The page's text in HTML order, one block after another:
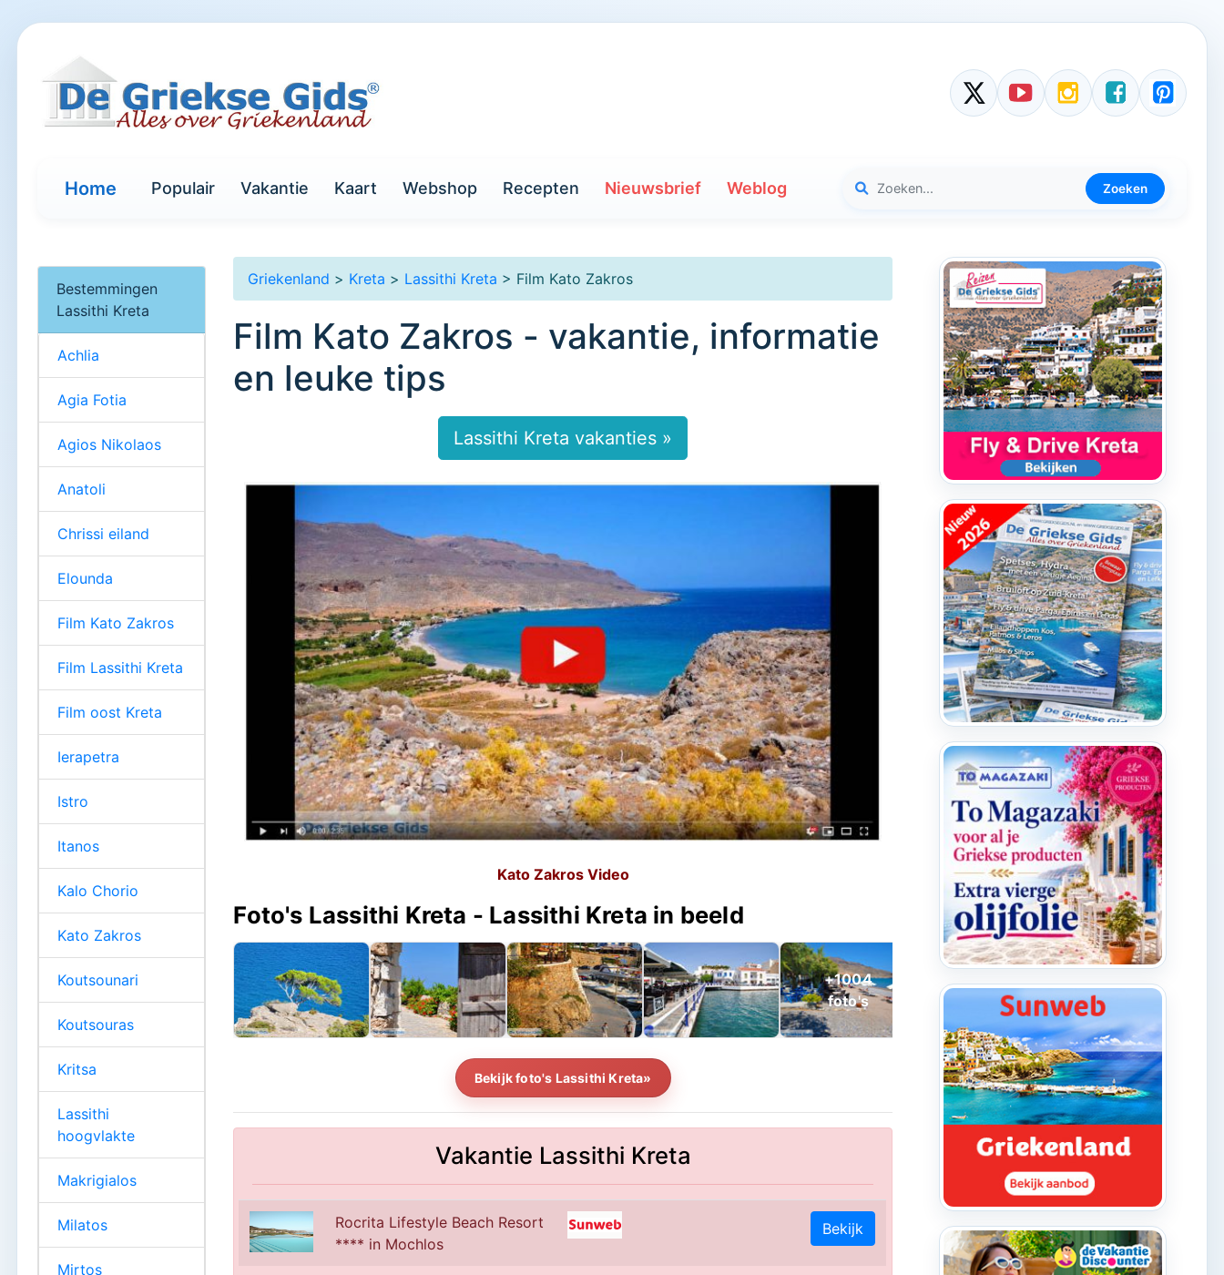
Home Populair Vakantie Kaart Webshop Recepten Nieuwsbrief Weblog Zoeken
Griekenland > Kreta > Lassithi Kreta > Film Kato Zakros
Film Kato Zakros - vakantie, informatie
en leuke tips
Lassithi Kreta vakanties »
Kato Zakros Video
Foto's Lassithi Kreta - Lassithi Kreta in beeld
Bekijk foto's Lassithi Kreta»
Vakantie Lassithi Kreta
Rocrita Lifestyle Beach Resort
**** in Mochlos
Bekijk
Bestemmingen
Lassithi Kreta
Achlia
Agia Fotia
Agios Nikolaos
Anatoli
Chrissi eiland
Elounda
Film Kato Zakros
Film Lassithi Kreta
Film oost Kreta
Ierapetra
Istro
Itanos
Kalo Chorio
Kato Zakros
Koutsounari
Koutsouras
Kritsa
Lassithi
hoogvlakte
Makrigialos
Milatos
Mirtos